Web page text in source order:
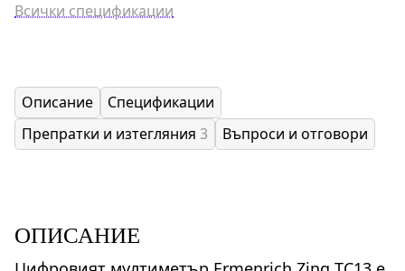
Всички спецификации
Описание
Спецификации
Препратки и изтегляния 3 Въпроси и отговори
ОПИСАНИЕ